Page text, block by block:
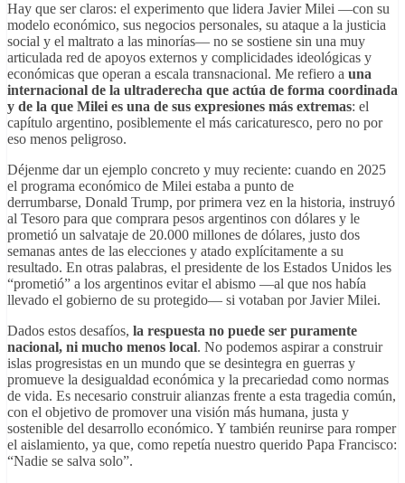
Hay que ser claros: el experimento que lidera Javier Milei —con su
modelo económico, sus negocios personales, su ataque a la justicia
social y el maltrato a las minorías— no se sostiene sin una muy
articulada red de apoyos externos y complicidades ideológicas y
económicas que operan a escala transnacional. Me refiero a una
internacional de la ultraderecha que actúa de forma coordinada
y de la que Milei es una de sus expresiones más extremas: el
capítulo argentino, posiblemente el más caricaturesco, pero no por
eso menos peligroso.
Déjenme dar un ejemplo concreto y muy reciente: cuando en 2025
el programa económico de Milei estaba a punto de
derrumbarse, Donald Trump, por primera vez en la historia, instruyó
al Tesoro para que comprara pesos argentinos con dólares y le
prometió un salvataje de 20.000 millones de dólares, justo dos
semanas antes de las elecciones y atado explícitamente a su
resultado. En otras palabras, el presidente de los Estados Unidos les
“prometió” a los argentinos evitar el abismo —al que nos había
llevado el gobierno de su protegido— si votaban por Javier Milei.
Dados estos desafíos, la respuesta no puede ser puramente
nacional, ni mucho menos local. No podemos aspirar a construir
islas progresistas en un mundo que se desintegra en guerras y
promueve la desigualdad económica y la precariedad como normas
de vida. Es necesario construir alianzas frente a esta tragedia común,
con el objetivo de promover una visión más humana, justa y
sostenible del desarrollo económico. Y también reunirse para romper
el aislamiento, ya que, como repetía nuestro querido Papa Francisco:
“Nadie se salva solo”.